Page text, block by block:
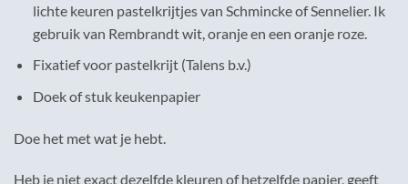
lichte keuren pastelkrijtjes van Schmincke of Sennelier. Ik
gebruik van Rembrandt wit, oranje en een oranje roze.
Fixatief voor pastelkrijt (Talens b.v.)
Doek of stuk keukenpapier
Doe het met wat je hebt.
Heb je niet exact dezelfde kleuren of hetzelfde papier, geeft